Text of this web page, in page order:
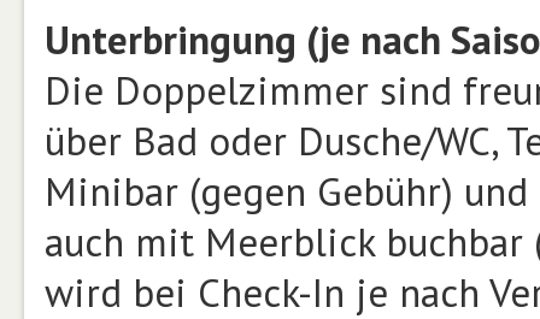
Unterbringung (je nach
Die Doppelzimmer sind
über Bad oder Dusche/WC,
Minibar (gegen Gebühr)
auch mit Meerblick
wird bei Check-In je nach